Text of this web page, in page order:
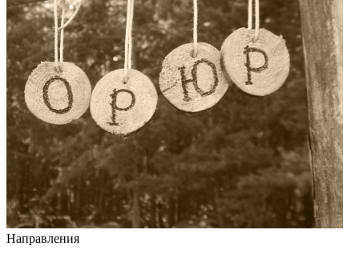
Направления